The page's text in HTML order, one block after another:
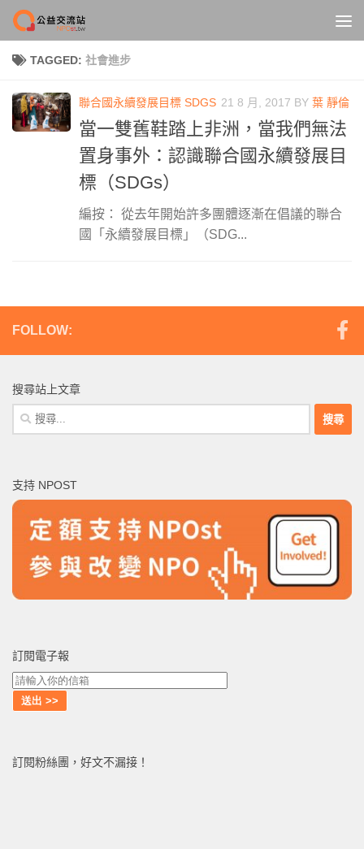
Skip to content
TAGGED: 社會進步
聯合國永續發展目標 SDGS 21 8 月, 2017 BY 葉 靜倫
當一雙舊鞋踏上非洲，當我們無法
置身事外：認識聯合國永續發展目
標（SDGs）
編按： 從去年開始許多團體逐漸在倡議的聯合
國「永續發展目標」（SDG...
FOLLOW:
搜尋站上文章
搜
尋
字:
支持 NPOST
訂閱電子報
訂閱粉絲團，好文不漏接！